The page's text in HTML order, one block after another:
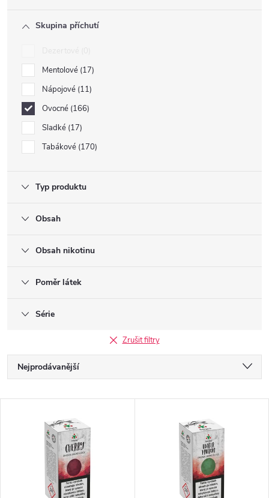
Skupina příchutí
Mentolové 17
Nápojové 11
Ovocné 166
Sladké 17
Tabákové 170
Typ produktu
Obsah
Obsah nikotinu
Poměr látek
Série
Zrušit filtry
Ř
a
Nejprodávanější
Nejdražší
Abecedně